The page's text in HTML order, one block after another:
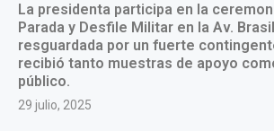
La presidenta participa en la
Parada y Desfile Militar en la Av.
resguardada por un fuerte
recibió tanto muestras de apoyo
público.
29 julio, 2025